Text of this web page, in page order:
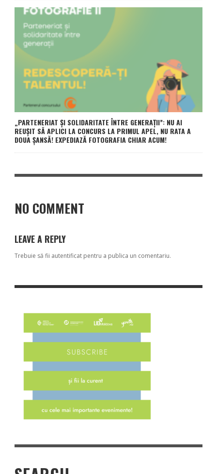
„PARTENERIAT ȘI SOLIDARITATE ÎNTRE GENERAȚII”: NU AI
REUȘIT SĂ APLICI LA CONCURS LA PRIMUL APEL, NU RATA A
DOUA ȘANSĂ! EXPEDIAZĂ FOTOGRAFIA CHIAR ACUM!
NO COMMENT
LEAVE A REPLY
Trebuie să fii autentificat pentru a publica un comentariu.